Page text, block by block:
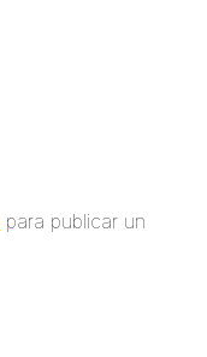
para publicar un